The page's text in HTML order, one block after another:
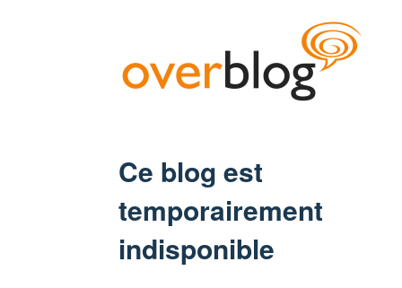
Ce blog est
temporairement
indisponible